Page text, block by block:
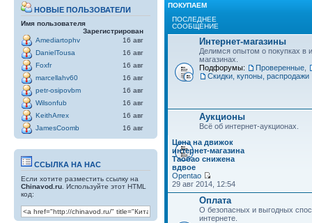
НОВЫЕ ПОЛЬЗОВАТЕЛИ
Имя пользователя
Зарегистрирован
Amediartophv
16 авг
DanielTousa
16 авг
Foxfr
16 авг
marcellahv60
16 авг
petr-osipovbm
16 авг
Wilsonfub
16 авг
KeithArrex
16 авг
JamesCoomb
16 авг
ССЫЛКА НА НАС
Если хотите разместить ссылку на
Chinavod.ru . Используйте этот HTML
код:
ПОКУПАЕМ
ПОСЛЕДНЕЕ
СООБЩЕНИЕ
Интернет-магазины
Делимся опытом о покупках в
магазинах.
Подфорумы:
Проверенные
Скидки, купоны, распродажи
Аукционы
Всё об интернет-аукционах.
Цена на движок
интернет-магазина
Таобао снижена
вдвое
Opentao
29 авг 2014, 12:54
Оплата
О безопасных и выгодных
интернете.